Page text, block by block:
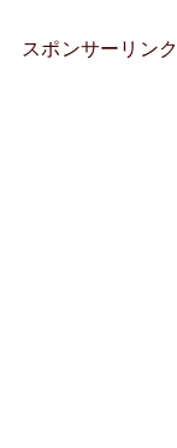
スポンサーリンク